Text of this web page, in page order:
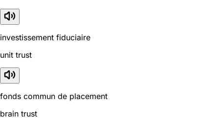
investissement fiduciaire
unit trust
fonds commun de placement
brain trust